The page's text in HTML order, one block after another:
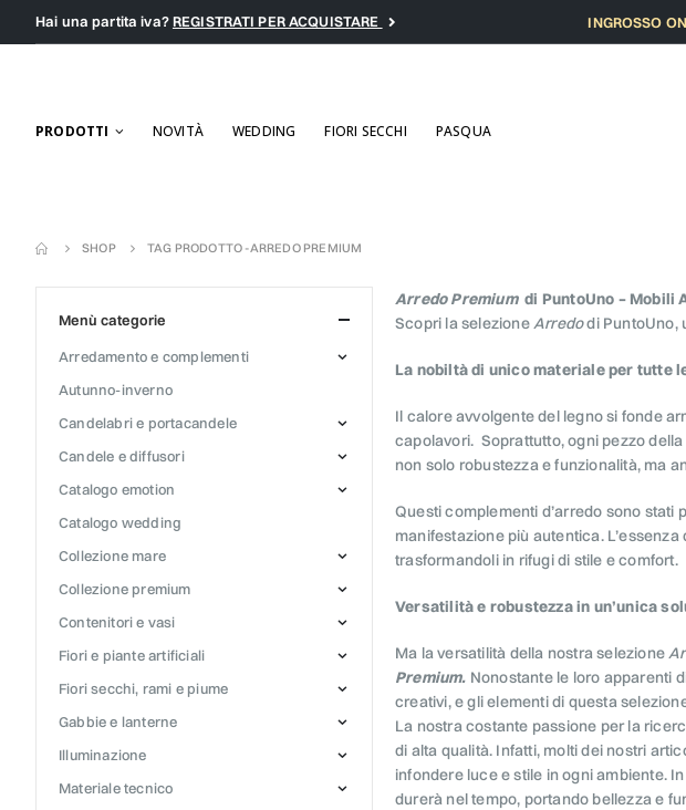
Hai una partita iva?REGISTRATI PER ACQUISTARE INGROSSO
PRODOTTI NOVITÀ WEDDING FIORI SECCHI PASQUA
SHOP TAG PRODOTTO -ARREDO PREMIUM
Arredo Premiumdi PuntoUno – Mobili
Scopri la selezioneArredodi PuntoUno,
La nobiltà di unico materiale per tutte
Il calore avvolgente del legno si fonde
capolavori. Soprattutto, ogni pezzo
non solo robustezza e funzionalità, ma
Questi complementi d’arredo sono
manifestazione più autentica.
trasformandoli in rifugi di stile e comfort.
Versatilità e robustezza in un’unica
Ma la versatilità della nostra selezione
Premium. Nonostante le loro apparenti
creativi, e gli elementi di questa
La nostra costante passione per la
di alta qualità. Infatti, molti dei nostri
infondere luce e stile in ogni ambiente.
durerà nel tempo, portando bellezza e
menù categorie
arredamento e complementi
autunno-inverno
candelabri e portacandele
candele e diffusori
catalogo emotion
catalogo wedding
collezione mare
collezione premium
contenitori e vasi
fiori e piante artificiali
fiori secchi, rami e piume
gabbie e lanterne
illuminazione
materiale tecnico